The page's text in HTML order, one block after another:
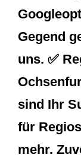
Gegend
uns. ✅
sind Ihr
für
mehr.